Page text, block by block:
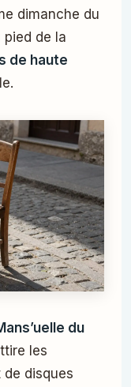
dimanche du
pied de la
de haute
du
les
disques